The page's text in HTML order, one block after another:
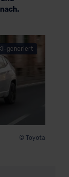
KI-generiert
© Toyota